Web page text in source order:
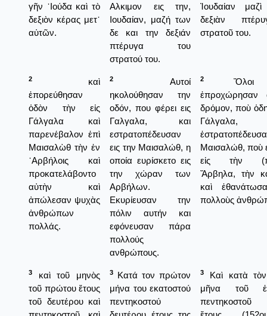
γῆν ᾿Ιούδα καὶ τὸ
δεξιὸν κέρας μετ᾿
αὐτῶν.
Αλκιμον εις την,
Ιουδαίαν, μαζή των
δε και την δεξιάν
πτέρυγα του
στρατού του.
Ἰουδαίαν
δεξιὰν
στρατοῦ του.
2
καὶ
ἐπορεύθησαν
ὁδὸν τὴν εἰς
Γάλγαλα καὶ
παρενέβαλον ἐπὶ
Μαισαλὼθ τὴν ἐν
᾿Αρβήλοις καὶ
προκατελάβοντο
αὐτὴν καὶ
ἀπώλεσαν ψυχὰς
ἀνθρώπων
πολλάς.
2
Αυτοί
ηκολούθησαν την
οδόν, που φέρει εις
Γαλγαλα, και
εστρατοπέδευσαν
εις την Μαισαλώθ, η
οποία ευρίσκετο εις
την χώραν των
Αρβήλων.
Εκυρίευσαν την
πόλιν αυτήν και
εφόνευσαν πάρα
πολλούς
ανθρώπους.
2
Ὅλοι
ἐπροχώρησαν
δρόμον, ποὺ
Μαισαλώθ, ποὺ
εἰς τὴν
Ἄρβηλα, τὴν
καὶ
πολλοὺς
3
καὶ τοῦ μηνὸς
τοῦ πρώτου ἔτους
τοῦ δευτέρου καὶ
3
Κατά τον πρώτον
μήνα του εκατοστού
πεντηκοστού
3
Καὶ κατὰ
μῆνα τοῦ
πεντηκοστοῦ